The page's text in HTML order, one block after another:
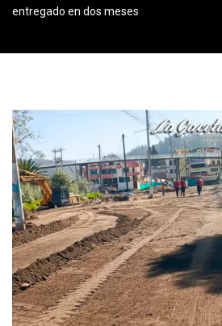
entregado en dos meses